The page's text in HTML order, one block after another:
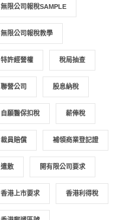
無限公司報稅SAMPLE
無限公司報稅教學
特許經營權 稅局抽查
聯營公司 股息納稅
自願醫保扣稅 薪俸稅
裁員賠償 補領商業登記證
遣散 開有限公司要求
香港上市要求 香港利得稅